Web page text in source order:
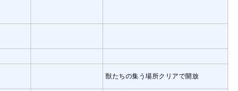
獣たちの集う場所クリアで開放